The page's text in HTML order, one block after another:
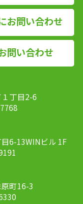
お問い合わせ
問い合わせ
丁目2-6
6-13WINビル 1F
町16-3